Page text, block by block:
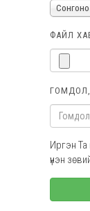
Сонгоно
ФАЙЛ
Иргэн Та
үнэн